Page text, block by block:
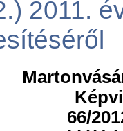
2011.
66/